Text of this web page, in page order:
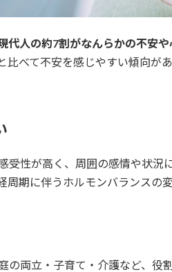
代人の約7割がなんらかの不安
比べて不安を感じやすい傾向が
受性が高く、周囲の感情や状況
周期に伴うホルモンバランスの
の両立・子育て・介護など、役